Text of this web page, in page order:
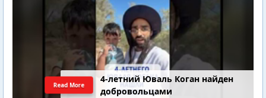
4-летний Юваль Коган найден
добровольцами
Read More